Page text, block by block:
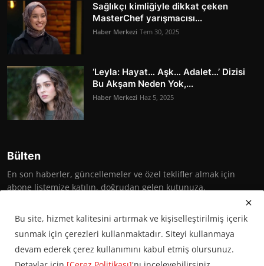
Sağlıkçı kimliğiyle dikkat çeken
MasterChef yarışmacısı...
Haber Merkezi Tem 30, 2025
‘Leyla: Hayat… Aşk… Adalet…’ Dizisi
Bu Akşam Neden Yok,...
Haber Merkezi Haz 5, 2025
Bülten
En son haberler, güncellemeler ve özel teklifler almak için
abone listemize katılın, doğrudan gelen kutunuza.
Abone Ol
Bu site, hizmet kalitesini artırmak ve kişiselleştirilmiş içerik
sunmak için çerezleri kullanmaktadır. Siteyi kullanmaya
devam ederek çerez kullanımını kabul etmiş olursunuz.